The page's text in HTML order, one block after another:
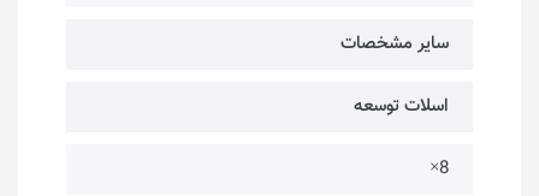
سایر مشخصات
اسلات توسعه
8×